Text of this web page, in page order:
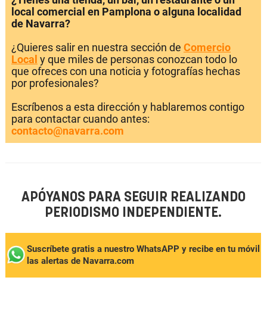
local comercial en Pamplona o alguna localidad
de Navarra?
¿Quieres salir en nuestra sección de Comercio
Local y que miles de personas conozcan todo lo
que ofreces con una noticia y fotografías hechas
por profesionales?
Escríbenos a esta dirección y hablaremos contigo
para contactar cuando antes:
contacto@navarra.com
APÓYANOS PARA SEGUIR REALIZANDO
PERIODISMO INDEPENDIENTE.
Suscríbete gratis a nuestro WhatsAPP y recibe en tu móvil
las alertas de Navarra.com